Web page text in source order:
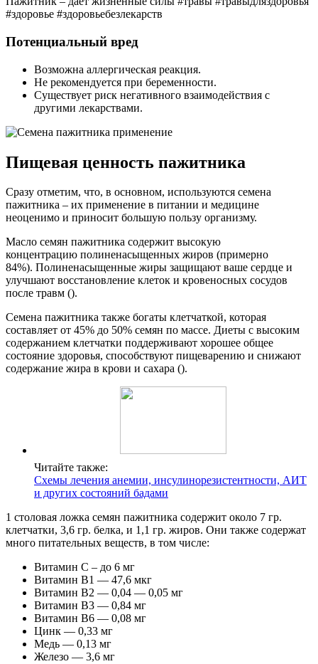
#здоровье #здоровьебезлекарств
Потенциальный вред
Возможна аллергическая реакция.
Не рекомендуется при беременности.
Существует риск негативного взаимодействия с
другими лекарствами.
Пищевая ценность пажитника
Сразу отметим, что, в основном, используются семена
пажитника – их применение в питании и медицине
неоценимо и приносит большую пользу организму.
Масло семян пажитника содержит высокую
концентрацию полиненасыщенных жиров (примерно
84%). Полиненасыщенные жиры защищают ваше сердце и
улучшают восстановление клеток и кровеносных сосудов
после травм ().
Семена пажитника также богаты клетчаткой, которая
составляет от 45% до 50% семян по массе. Диеты с высоким
содержанием клетчатки поддерживают хорошее общее
состояние здоровья, способствуют пищеварению и снижают
содержание жира в крови и сахара ().
Читайте также:
Схемы лечения анемии, инсулинорезистентности, АИТ
и других состояний бадами
1 столовая ложка семян пажитника содержит около 7 гр.
клетчатки, 3,6 гр. белка, и 1,1 гр. жиров. Они также содержат
много питательных веществ, в том числе:
Витамин С – до 6 мг
Витамин В1 — 47,6 мкг
Витамин В2 — 0,04 — 0,05 мг
Витамин В3 — 0,84 мг
Витамин В6 — 0,08 мг
Цинк — 0,33 мг
Медь — 0,13 мг
Железо — 3,6 мг